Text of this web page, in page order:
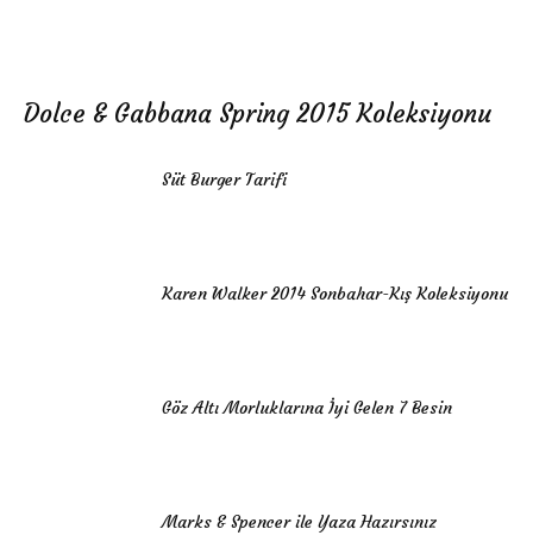
Dolce & Gabbana Spring 2015 Koleksiyonu
Süt Burger Tarifi
Karen Walker 2014 Sonbahar-Kış Koleksiyonu
Göz Altı Morluklarına İyi Gelen 7 Besin
Marks & Spencer ile Yaza Hazırsınız